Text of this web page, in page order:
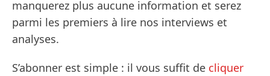
manquerez plus aucune information et serez
parmi les premiers à lire nos interviews et
analyses.
S’abonner est simple : il vous suffit de cliquer